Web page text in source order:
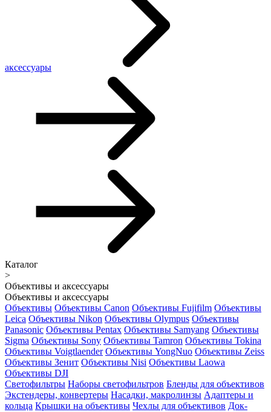
аксессуары
Каталог
>
Объективы и аксессуары
Объективы и аксессуары
Объективы Объективы Canon Объективы Fujifilm Объективы
Leica Объективы Nikon Объективы Olympus Объективы
Panasonic Объективы Pentax Объективы Samyang Объективы
Sigma Объективы Sony Объективы Tamron Объективы Tokina
Объективы Voigtlaender Объективы YongNuo Объективы Zeiss
Объективы Зенит Объективы Nisi Объективы Laowa
Объективы DJI
Светофильтры Наборы светофильтров Бленды для объективов
Экстендеры, конвертеры Насадки, макролинзы Адаптеры и
кольца Крышки на объективы Чехлы для объективов Док-